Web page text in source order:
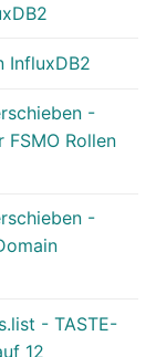
InfluxDB2
-
Rollen
-
- TASTE-
12